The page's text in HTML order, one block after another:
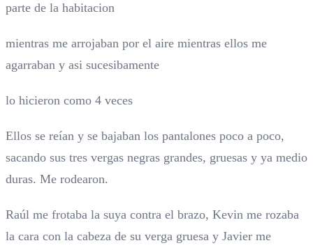
parte de la habitacion
mientras me arrojaban por el aire mientras ellos me
agarraban y asi sucesibamente
lo hicieron como 4 veces
Ellos se reían y se bajaban los pantalones poco a poco,
sacando sus tres vergas negras grandes, gruesas y ya medio
duras. Me rodearon.
Raúl me frotaba la suya contra el brazo, Kevin me rozaba
la cara con la cabeza de su verga gruesa y Javier me